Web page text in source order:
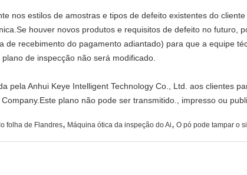
nos estilos de amostras e tipos de defeito existentes do
houver novos produtos e requisitos de defeito no futuro,
de recebimento do pagamento adiantado) para que a equipe
de inspecção não será modificado.
pela Anhui Keye Intelligent Technology Co., Ltd. aos clientes
plano não pode ser transmitido., impresso ou
folha de Flandres, Máquina ótica da inspeção do Ai, O pó pode tampar o